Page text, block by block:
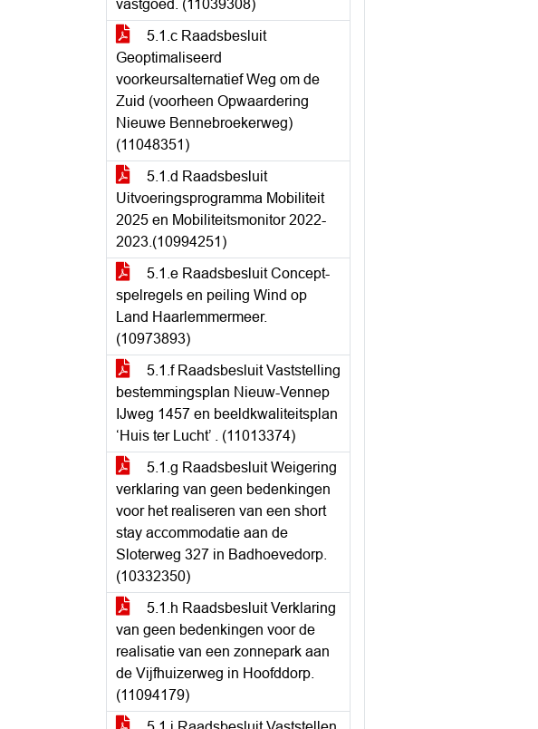
vastgoed. (11039308)
5.1.c Raadsbesluit
Geoptimaliseerd
voorkeursalternatief Weg om de
Zuid (voorheen Opwaardering
Nieuwe Bennebroekerweg)
(11048351)
5.1.d Raadsbesluit
Uitvoeringsprogramma Mobiliteit
2025 en Mobiliteitsmonitor 2022-
2023.(10994251)
5.1.e Raadsbesluit Concept-
spelregels en peiling Wind op
Land Haarlemmermeer.
(10973893)
5.1.f Raadsbesluit Vaststelling
bestemmingsplan Nieuw-Vennep
IJweg 1457 en beeldkwaliteitsplan
‘Huis ter Lucht’ . (11013374)
5.1.g Raadsbesluit Weigering
verklaring van geen bedenkingen
voor het realiseren van een short
stay accommodatie aan de
Sloterweg 327 in Badhoevedorp.
(10332350)
5.1.h Raadsbesluit Verklaring
van geen bedenkingen voor de
realisatie van een zonnepark aan
de Vijfhuizerweg in Hoofddorp.
(11094179)